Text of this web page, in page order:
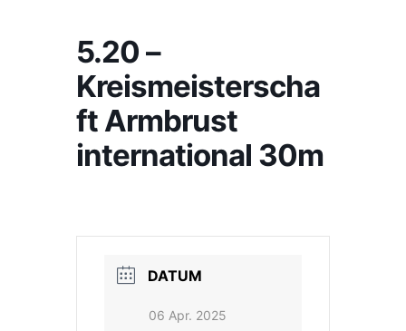
5.20 –
Kreismeisterscha
ft Armbrust
international 30m
DATUM
06 Apr. 2025